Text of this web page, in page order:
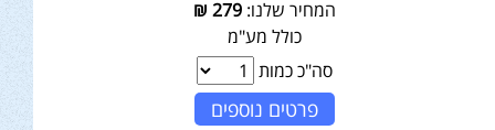
המחיר שלנו:279
₪
כולל מע"מ
סה"כ כמות
פרטים נוספים